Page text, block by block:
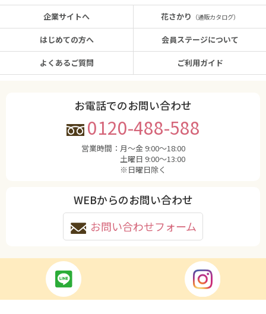
企業サイトへ
はじめての方へ
よくあるご質問
花さかり （通販カタログ）
会員ステージについて
ご利用ガイド
お電話でのお問い合わせ
0120-488-588
営業時間： 月〜金 9:00〜18:00
土曜日 9:00〜13:00
※日曜日除く
WEBからのお問い合わせ
お問い合わせフォーム